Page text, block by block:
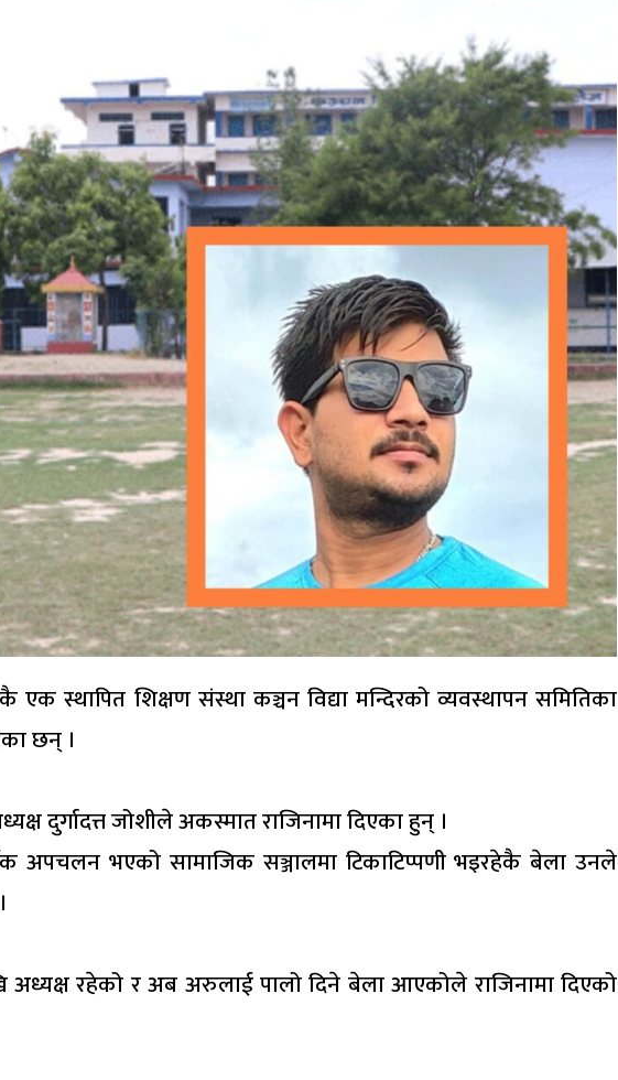
एक स्थापित शिक्षण संस्था कञ्चन विद्या मन्दिरको व्यवस्थापन समितिका
छन् ।
दुर्गादत्त जोशीले अकस्मात राजिनामा दिएका हुन् ।
अपचलन भएको सामाजिक सञ्जालमा टिकाटिप्पणी भइरहेकै बेला उनले
रहेको र अब अरुलाई पालो दिने बेला आएकोले राजिनामा दिएको